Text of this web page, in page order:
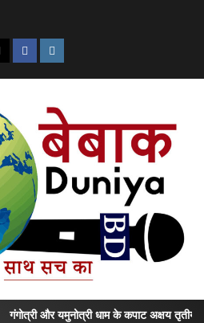
और यमुनोत्री धाम के कपाट अक्षय तृतीया पर